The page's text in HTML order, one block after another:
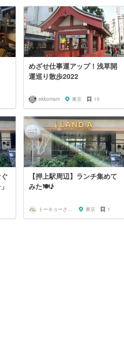
めざせ仕事運アップ！浅草開
運巡り散歩2022
ekkomam 東京 10
【押上駅周辺】ランチ集めて
みた🍽️♪
トーキョーさんぽ 東京 1